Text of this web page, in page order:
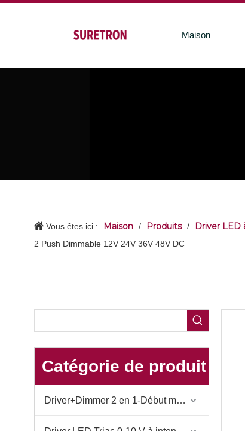
Maison
Vous êtes ici : Maison / Produits / Driver LED
2 Push Dimmable 12V 24V 36V 48V DC
Catégorie de produit
Driver+Dimmer 2 en 1-Début mondial en 2025